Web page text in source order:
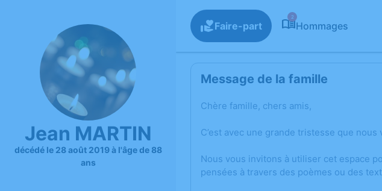
Jean MARTIN
décédé le 28 août 2019 à l'âge de 88
ans
Faire-part
2
Hommages
Message de la famille
Chère famille, chers amis,
C’est avec une grande tristesse que
Nous vous invitons à utiliser cet espace
pensées à travers des poèmes ou des